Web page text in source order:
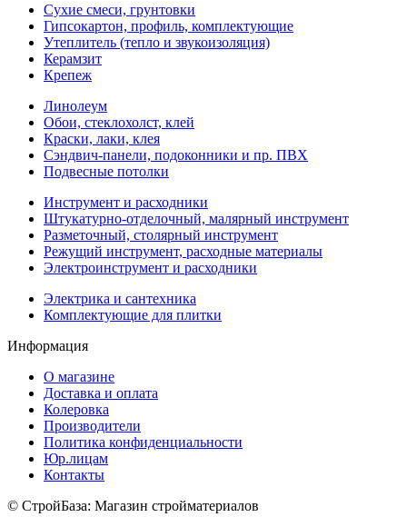
Сухие смеси, грунтовки
Гипсокартон, профиль, комплектующие
Утеплитель (тепло и звукоизоляция)
Керамзит
Крепеж
Линолеум
Обои, стеклохолст, клей
Краски, лаки, клея
Сэндвич-панели, подоконники и пр. ПВХ
Подвесные потолки
Инструмент и расходники
Штукатурно-отделочный, малярный инструмент
Разметочный, столярный инструмент
Режущий инструмент, расходные материалы
Электроинструмент и расходники
Электрика и сантехника
Комплектующие для плитки
Информация
О магазине
Доставка и оплата
Колеровка
Производители
Политика конфиденциальности
Юр.лицам
Контакты
© СтройБаза: Магазин стройматериалов